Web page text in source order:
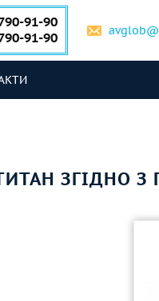
91-90
91-90
ЗГІДНО З